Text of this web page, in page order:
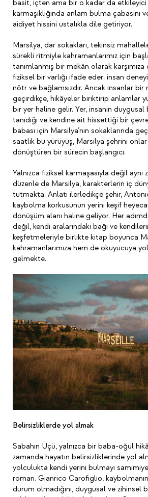
basit, içten ama bir o kadar da etkileyici
karmaşıklığında anlam bulma çabasını
aidiyet hissini ustalıkla dile getiriyor.
Marsilya, dar sokakları, tekinsiz
sürekli ritmiyle kahramanlarımız için
tanımlanmış bir mekân olarak karşımıza
fiziksel bir varlığı ifade eder; insan
nötr ve bağlamsızdır. Ancak insanlar bir
geçirdikçe, hikâyeler biriktirip anlamlar
bir yer haline gelir. Yer, insanın
tanıdığı ve kendine ait hissettiği bir
babası için Marsilya’nın sokaklarında
saatlik bu yürüyüş, Marsilya şehrini
dönüştüren bir sürecin başlangıcı.
Yalnızca fiziksel karmaşasıyla değil
düzenle de Marsilya, karakterlerin iç
tutmakta. Anlatı ilerledikçe şehir,
kaybolma korkusunun yerini keşif
dönüşüm alanı haline geliyor. Her
değil, kendi aralarındaki bağı ve
keşfetmeleriyle birlikte kitap boyunca
kahramanlarımıza hem de okuyucuya
gelmekte.
Belirsizliklerde yol almak
Sabahın Üçü, yalnızca bir baba-oğul
zamanda hayatın belirsizliklerinde yol
yolculukta kendi yerini bulmayı
roman. Gianrico Carofiglio,
durum olmadığını, duygusal ve zihinsel